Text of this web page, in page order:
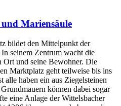
Mariensäule
bildet den Mittelpunkt der
seinem Zentrum wacht die
Ort und seine Bewohner. Die
Marktplatz geht teilweise bis ins
alle haben ein aus Ziegelsteinen
können dabei sogar
eine Anlage der Wittelsbacher